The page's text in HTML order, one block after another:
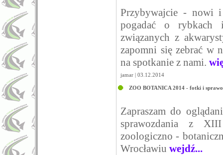
Przybywajcie - nowi
pogadać o rybkach
związanych z
zapomni się zebrać w
na spotkanie z nami.
jamar | 03.12.2014
ZOO BOTANICA 2014 - fotki i
Zapraszam do
sprawozdania z
zoologiczno -
Wrocławiu wejdź...